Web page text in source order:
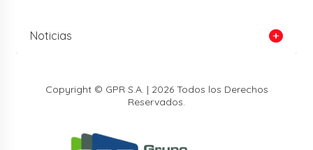
Noticias
Copyright © GPR S.A. | 2026 Todos los Derechos
Reservados.